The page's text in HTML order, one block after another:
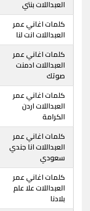
العبداللات بنتي
كلمات اغاني عمر
العبداللات انت لنا
كلمات اغاني عمر
العبداللات ادمنت
صوتك
كلمات اغاني عمر
العبداللات اردن
الكرامة
كلمات اغاني عمر
العبداللات انا جندي
سعودي
كلمات اغاني عمر
العبداللات علا علم
بلادنا